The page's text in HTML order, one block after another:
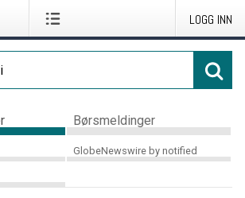
LOGG INN
Børsmeldinger
GlobeNewswire by notified